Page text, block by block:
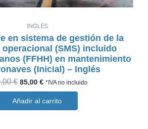
INGLÉS
en sistema de gestión de la
(SMS) incluido
(FFHH) en mantenimiento
(Inicial) – Inglés
€ 85,00 € *IVA no incluido
Añadir al carrito